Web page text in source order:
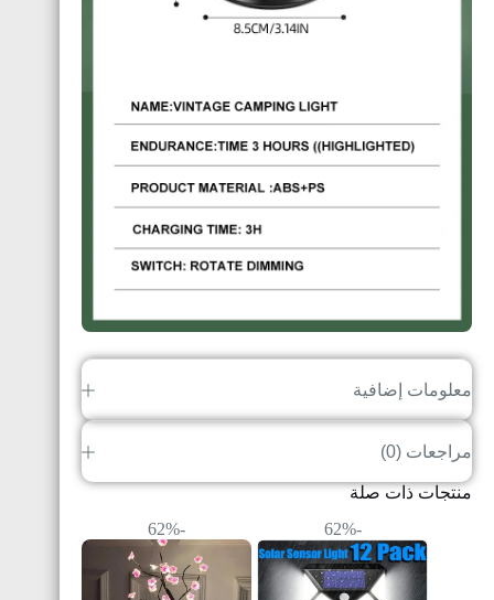
معلومات إضافية
مراجعات (0)
منتجات ذات صلة
-62%
-62%